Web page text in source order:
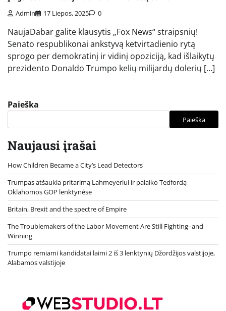
Admin 17 Liepos, 2025 0
NaujaDabar galite klausytis „Fox News“ straipsnių!
Senato respublikonai ankstyvą ketvirtadienio rytą
sprogo per demokratinį ir vidinį opoziciją, kad išlaikytų
prezidento Donaldo Trumpo kelių milijardų dolerių […]
Paieška
Paieška
Naujausi įrašai
How Children Became a City’s Lead Detectors
Trumpas atšaukia pritarimą Lahmeyeriui ir palaiko Tedfordą
Oklahomos GOP lenktynėse
Britain, Brexit and the spectre of Empire
The Troublemakers of the Labor Movement Are Still Fighting–and
Winning
Trumpo remiami kandidatai laimi 2 iš 3 lenktynių Džordžijos valstijoje,
Alabamos valstijoje